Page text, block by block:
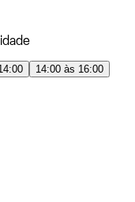
14:00 às 16:00